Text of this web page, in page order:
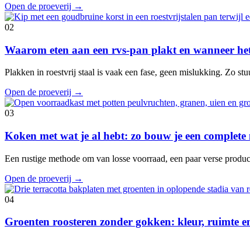
Open de proeverij →
02
Waarom eten aan een rvs-pan plakt en wanneer
Plakken in roestvrij staal is vaak een fase, geen mislukking. Zo
Open de proeverij →
03
Koken met wat je al hebt: zo bouw je een
Een rustige methode om van losse voorraad, een paar verse
Open de proeverij →
04
Groenten roosteren zonder gokken: kleur, ruimte